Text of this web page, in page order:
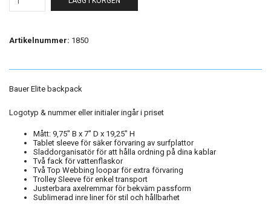
Artikelnummer: 1850
Bauer Elite backpack
Logotyp & nummer eller initialer ingår i priset
Mått: 9,75" B x 7" D x 19,25" H
Tablet sleeve för säker förvaring av surfplattor
Sladdorganisatör för att hålla ordning på dina kablar
Två fack för vattenflaskor
Två Top Webbing loopar för extra förvaring
Trolley Sleeve för enkel transport
Justerbara axelremmar för bekväm passform
Sublimerad inre liner för stil och hållbarhet